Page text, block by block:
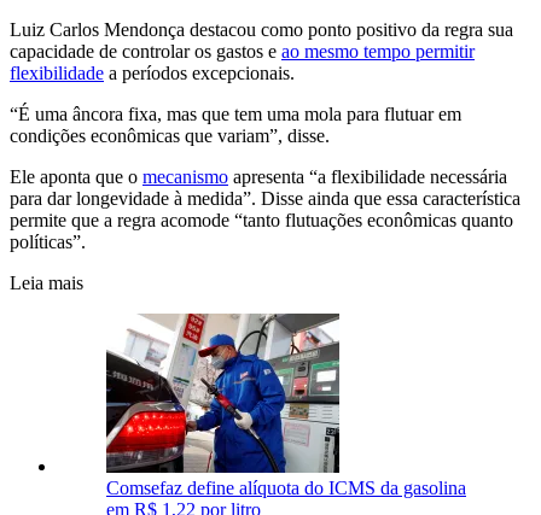
Luiz Carlos Mendonça destacou como ponto positivo da regra sua
capacidade de controlar os gastos e ao mesmo tempo permitir
flexibilidade a períodos excepcionais.
“É uma âncora fixa, mas que tem uma mola para flutuar em
condições econômicas que variam”, disse.
Ele aponta que o mecanismo apresenta “a flexibilidade necessária
para dar longevidade à medida”. Disse ainda que essa característica
permite que a regra acomode “tanto flutuações econômicas quanto
políticas”.
Leia mais
Comsefaz define alíquota do ICMS da gasolina
em R$ 1,22 por litro